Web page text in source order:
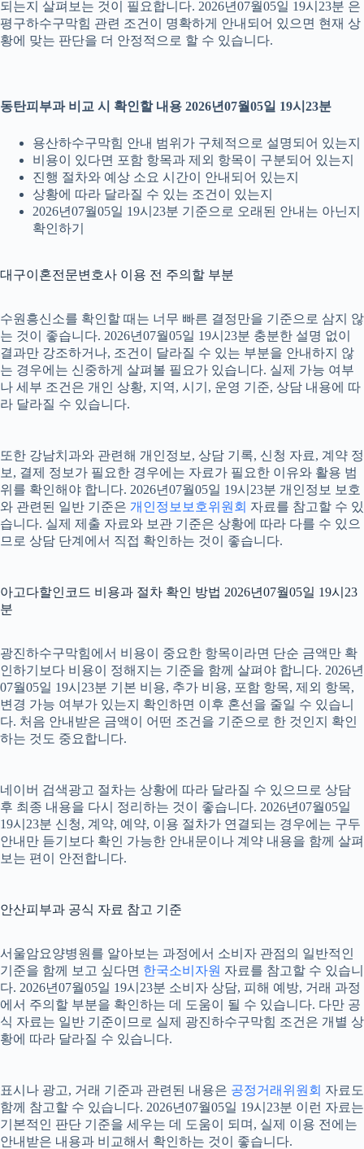
되는지 살펴보는 것이 필요합니다. 2026년07월05일 19시23분 은
평구하수구막힘 관련 조건이 명확하게 안내되어 있으면 현재 상
황에 맞는 판단을 더 안정적으로 할 수 있습니다.
동탄피부과 비교 시 확인할 내용 2026년07월05일 19시23분
용산하수구막힘 안내 범위가 구체적으로 설명되어 있는지
비용이 있다면 포함 항목과 제외 항목이 구분되어 있는지
진행 절차와 예상 소요 시간이 안내되어 있는지
상황에 따라 달라질 수 있는 조건이 있는지
2026년07월05일 19시23분 기준으로 오래된 안내는 아닌지
확인하기
대구이혼전문변호사 이용 전 주의할 부분
수원흥신소를 확인할 때는 너무 빠른 결정만을 기준으로 삼지 않
는 것이 좋습니다. 2026년07월05일 19시23분 충분한 설명 없이
결과만 강조하거나, 조건이 달라질 수 있는 부분을 안내하지 않
는 경우에는 신중하게 살펴볼 필요가 있습니다. 실제 가능 여부
나 세부 조건은 개인 상황, 지역, 시기, 운영 기준, 상담 내용에 따
라 달라질 수 있습니다.
또한 강남치과와 관련해 개인정보, 상담 기록, 신청 자료, 계약 정
보, 결제 정보가 필요한 경우에는 자료가 필요한 이유와 활용 범
위를 확인해야 합니다. 2026년07월05일 19시23분 개인정보 보호
와 관련된 일반 기준은 개인정보보호위원회 자료를 참고할 수 있
습니다. 실제 제출 자료와 보관 기준은 상황에 따라 다를 수 있으
므로 상담 단계에서 직접 확인하는 것이 좋습니다.
아고다할인코드 비용과 절차 확인 방법 2026년07월05일 19시23
분
광진하수구막힘에서 비용이 중요한 항목이라면 단순 금액만 확
인하기보다 비용이 정해지는 기준을 함께 살펴야 합니다. 2026년
07월05일 19시23분 기본 비용, 추가 비용, 포함 항목, 제외 항목,
변경 가능 여부가 있는지 확인하면 이후 혼선을 줄일 수 있습니
다. 처음 안내받은 금액이 어떤 조건을 기준으로 한 것인지 확인
하는 것도 중요합니다.
네이버 검색광고 절차는 상황에 따라 달라질 수 있으므로 상담
후 최종 내용을 다시 정리하는 것이 좋습니다. 2026년07월05일
19시23분 신청, 계약, 예약, 이용 절차가 연결되는 경우에는 구두
안내만 듣기보다 확인 가능한 안내문이나 계약 내용을 함께 살펴
보는 편이 안전합니다.
안산피부과 공식 자료 참고 기준
서울암요양병원를 알아보는 과정에서 소비자 관점의 일반적인
기준을 함께 보고 싶다면 한국소비자원 자료를 참고할 수 있습니
다. 2026년07월05일 19시23분 소비자 상담, 피해 예방, 거래 과정
에서 주의할 부분을 확인하는 데 도움이 될 수 있습니다. 다만 공
식 자료는 일반 기준이므로 실제 광진하수구막힘 조건은 개별 상
황에 따라 달라질 수 있습니다.
표시나 광고, 거래 기준과 관련된 내용은 공정거래위원회 자료도
함께 참고할 수 있습니다. 2026년07월05일 19시23분 이런 자료는
기본적인 판단 기준을 세우는 데 도움이 되며, 실제 이용 전에는
안내받은 내용과 비교해서 확인하는 것이 좋습니다.